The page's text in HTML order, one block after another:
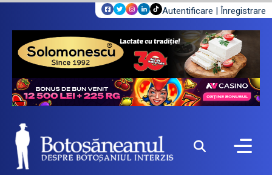
Autentificare | Înregistrare